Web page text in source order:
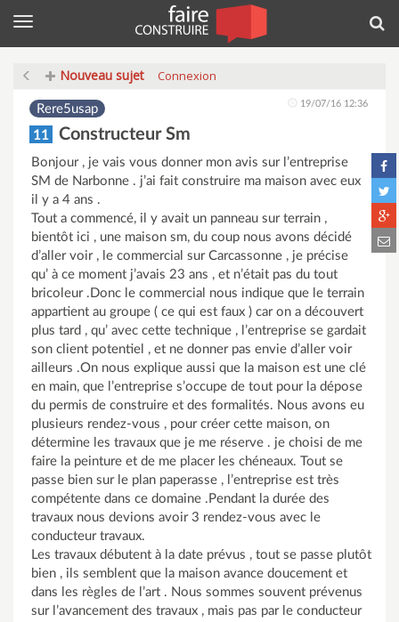
Menu
Nouveau sujet Connexion
Rere5usap 19/07/16 12:36
11 Constructeur Sm
Bonjour , je vais vous donner mon avis sur l’entreprise
SM de Narbonne . j’ai fait construire ma maison avec eux
il y a 4 ans .
Tout a commencé, il y avait un panneau sur terrain ,
bientôt ici , une maison sm, du coup nous avons décidé
d’aller voir , le commercial sur Carcassonne , je précise
qu’ à ce moment j’avais 23 ans , et n’était pas du tout
bricoleur .Donc le commercial nous indique que le terrain
appartient au groupe ( ce qui est faux ) car on a découvert
plus tard , qu’ avec cette technique , l’entreprise se gardait
son client potentiel , et ne donner pas envie d’aller voir
ailleurs .On nous explique aussi que la maison est une clé
en main, que l’entreprise s’occupe de tout pour la dépose
du permis de construire et des formalités. Nous avons eu
plusieurs rendez-vous , pour créer cette maison, on
détermine les travaux que je me réserve . je choisi de me
faire la peinture et de me placer les chéneaux. Tout se
passe bien sur le plan paperasse , l’entreprise est très
compétente dans ce domaine .Pendant la durée des
travaux nous devions avoir 3 rendez-vous avec le
conducteur travaux.
Les travaux débutent à la date prévus , tout se passe plutôt
bien , ils semblent que la maison avance doucement et
dans les règles de l’art . Nous sommes souvent prévenus
sur l’avancement des travaux , mais pas par le conducteur